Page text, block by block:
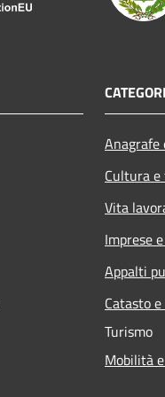
Cultura
Vita
Imprese
Appalti
Catasto
Turismo
Mobilità